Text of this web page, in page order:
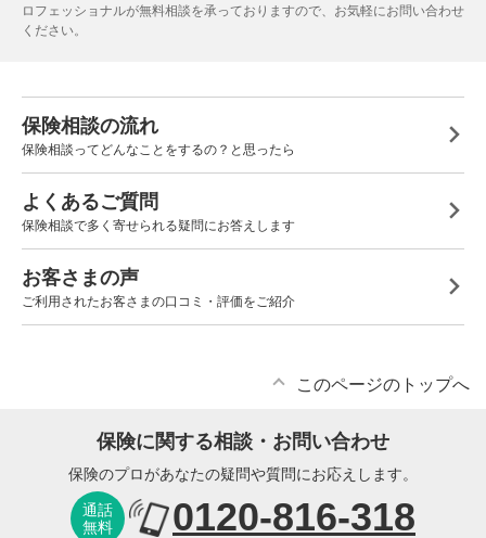
ロフェッショナルが無料相談を承っておりますので、お気軽にお問い合わせ
ください。
保険相談の流れ
保険相談ってどんなことをするの？と思ったら
よくあるご質問
保険相談で多く寄せられる疑問にお答えします
お客さまの声
ご利用されたお客さまの口コミ・評価をご紹介
このページのトップへ
保険に関する相談・お問い合わせ
保険のプロがあなたの疑問や質問にお応えします。
通話
無料
0120-816-318